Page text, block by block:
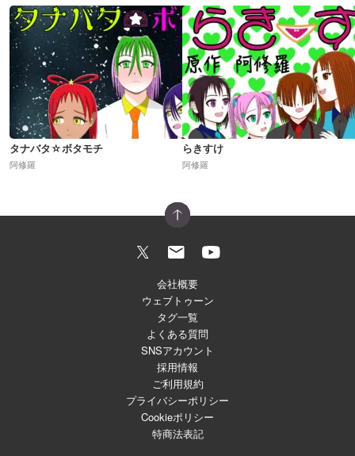
タナバタ☆ボタモチ
阿修羅
らきすけ
阿修羅
会社概要
ウェブトゥーン
タグ一覧
よくある質問
SNSアカウント
採用情報
ご利用規約
プライバシーポリシー
Cookieポリシー
特商法表記